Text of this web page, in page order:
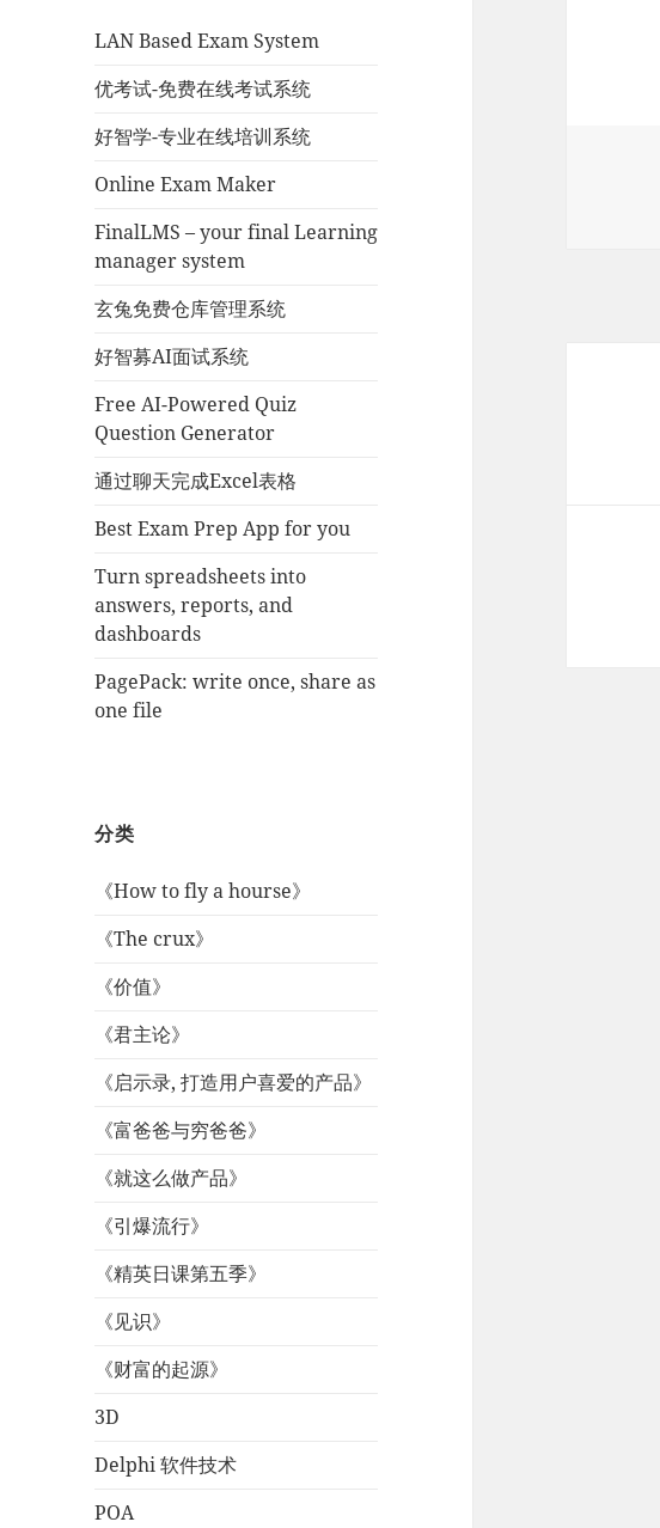
LAN Based Exam System
优考试-免费在线考试系统
好智学-专业在线培训系统
Online Exam Maker
FinalLMS – your final Learning
manager system
玄兔免费仓库管理系统
好智募AI面试系统
Free AI-Powered Quiz
Question Generator
通过聊天完成Excel表格
Best Exam Prep App for you
Turn spreadsheets into
answers, reports, and
dashboards
PagePack: write once, share as
one file
分类
《How to fly a hourse》
《The crux》
《价值》
《君主论》
《启示录, 打造用户喜爱的产品》
《富爸爸与穷爸爸》
《就这么做产品》
《引爆流行》
《精英日课第五季》
《见识》
《财富的起源》
3D
Delphi 软件技术
POA